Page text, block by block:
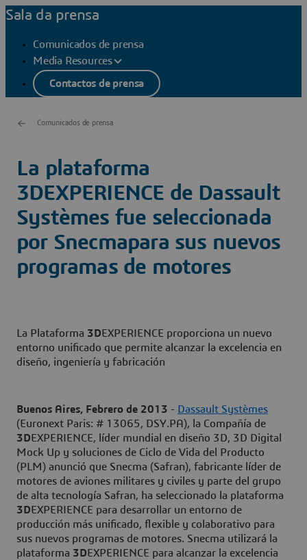
Sala da prensa
Comunicados de prensa
Media Resources
Contactos de prensa
Comunicados de prensa
La plataforma
3DEXPERIENCE de Dassault
Systèmes fue seleccionada
por Snecmapara sus nuevos
programas de motores
La Plataforma 3DEXPERIENCE proporciona un nuevo
entorno unificado que permite alcanzar la excelencia en
diseño, ingeniería y fabricación
Buenos Aires, Febrero de 2013 - Dassault Systèmes
(Euronext Paris: # 13065, DSY.PA), la Compañía de
3DEXPERIENCE, líder mundial en diseño 3D, 3D Digital
Mock Up y soluciones de Ciclo de Vida del Producto
(PLM) anunció que Snecma (Safran), fabricante líder de
motores de aviones militares y civiles y parte del grupo
de alta tecnología Safran, ha seleccionado la plataforma
3DEXPERIENCE para desarrollar un entorno de
producción más unificado, flexible y colaborativo para
sus nuevos programas de motores. Snecma utilizará la
plataforma 3DEXPERIENCE para alcanzar la excelencia